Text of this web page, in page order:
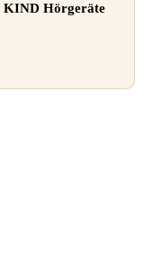
KIND Hörgeräte